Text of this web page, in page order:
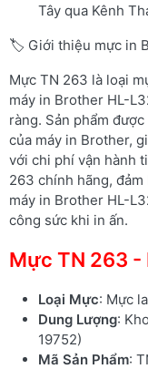
Tây qua Kênh
🏷️ Giới thiệu mực in
Mực TN 263 là loại
máy in Brother HL-
ràng. Sản phẩm
của máy in Brother,
với chi phí vận hành
263 chính hãng,
máy in Brother HL-
công sức khi in ấn.
Mực TN 263 -
Loại Mực: Mực
Dung Lượng:
19752)
Mã Sản Phẩm: